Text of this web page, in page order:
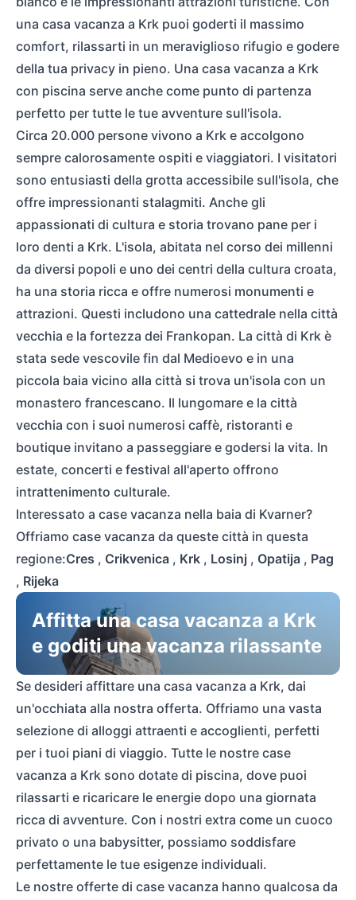
una casa vacanza a Krk puoi goderti il massimo
comfort, rilassarti in un meraviglioso rifugio e godere
della tua privacy in pieno. Una casa vacanza a Krk
con piscina serve anche come punto di partenza
perfetto per tutte le tue avventure sull'isola.
Circa 20.000 persone vivono a Krk e accolgono
sempre calorosamente ospiti e viaggiatori. I visitatori
sono entusiasti della grotta accessibile sull'isola, che
offre impressionanti stalagmiti. Anche gli
appassionati di cultura e storia trovano pane per i
loro denti a Krk. L'isola, abitata nel corso dei millenni
da diversi popoli e uno dei centri della cultura croata,
ha una storia ricca e offre numerosi monumenti e
attrazioni. Questi includono una cattedrale nella città
vecchia e la fortezza dei Frankopan. La città di Krk è
stata sede vescovile fin dal Medioevo e in una
piccola baia vicino alla città si trova un'isola con un
monastero francescano. Il lungomare e la città
vecchia con i suoi numerosi caffè, ristoranti e
boutique invitano a passeggiare e godersi la vita. In
estate, concerti e festival all'aperto offrono
intrattenimento culturale.
Interessato a case vacanza nella baia di Kvarner?
Offriamo case vacanza da queste città in questa
regione:Cres , Crikvenica , Krk , Losinj , Opatija , Pag
, Rijeka
Affitta una casa vacanza a Krk
e goditi una vacanza rilassante
Se desideri affittare una casa vacanza a Krk, dai
un'occhiata alla nostra offerta. Offriamo una vasta
selezione di alloggi attraenti e accoglienti, perfetti
per i tuoi piani di viaggio. Tutte le nostre case
vacanza a Krk sono dotate di piscina, dove puoi
rilassarti e ricaricare le energie dopo una giornata
ricca di avventure. Con i nostri extra come un cuoco
privato o una babysitter, possiamo soddisfare
perfettamente le tue esigenze individuali.
Le nostre offerte di case vacanza hanno qualcosa da